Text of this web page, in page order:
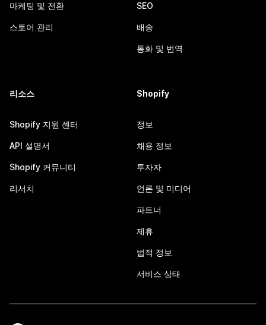
마케팅 및 전환
스토어 관리
SEO
배송
통화 및 번역
리소스
Shopify 지원 센터
API 설명서
Shopify 커뮤니티
리서치
Shopify
정보
채용 정보
투자자
언론 및 미디어
파트너
제휴
법적 정보
서비스 상태